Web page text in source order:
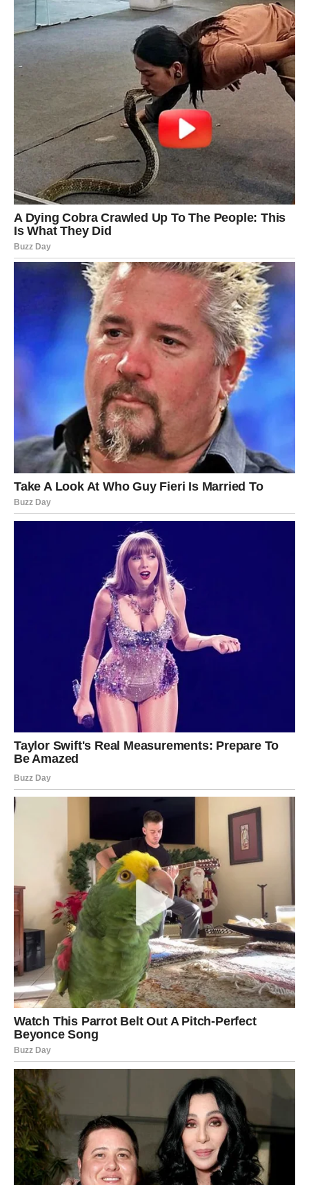
Za neke Jarčeve, ovo znači i donošenje važne odluke –
preseljenje, promena posla ili ulazak u ozbiljan odnos.
Ono što je najvažnije – osećaćete sigurnost. I to je vaš
najveći preokret.
RIBE – sudbina vas vodi tamo
gde treba da budete
Ribe su znak koji često oseća više nego što razume. Kraj
marta donosi jasnoću.
Situacije koje su bile zbunjujuće počinju da imaju smisla.
Ljudi koji su bili nejasni – pokazuju svoje pravo lice.
Ali ono što je najvažnije – dolazi prilika koja može
promeniti vaš život.
Može biti nova ljubav, novi posao ili odluka koja vas vodi u
potpuno drugačijem pravcu.
Važno je da slušate intuiciju. Jer ona vas sada vodi tačno
tamo gde treba da budete.